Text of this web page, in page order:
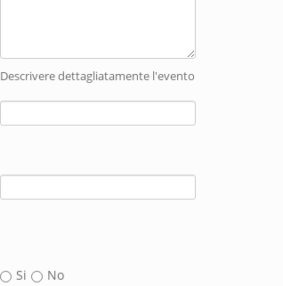
Descrivere dettagliatamente l'evento
Si No